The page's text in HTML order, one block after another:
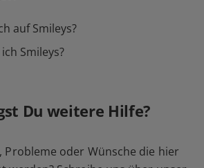
auf Smileys?
Smileys?
Du weitere Hilfe?
Probleme oder Wünsche die hier